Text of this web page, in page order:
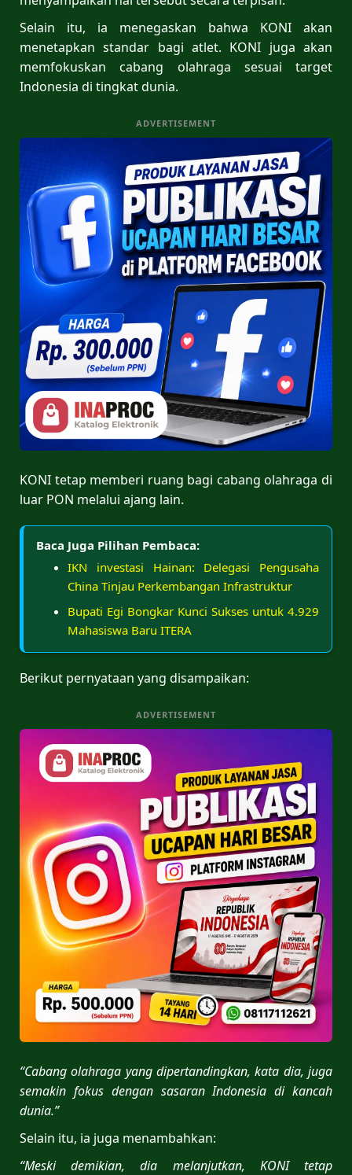
Selain itu, ia menegaskan bahwa KONI akan
menetapkan standar bagi atlet. KONI juga akan
memfokuskan cabang olahraga sesuai target
Indonesia di tingkat dunia.
ADVERTISEMENT
KONI tetap memberi ruang bagi cabang olahraga di
luar PON melalui ajang lain.
Baca Juga Pilihan Pembaca:
IKN investasi Hainan: Delegasi Pengusaha
China Tinjau Perkembangan Infrastruktur
Bupati Egi Bongkar Kunci Sukses untuk 4.929
Mahasiswa Baru ITERA
Berikut pernyataan yang disampaikan:
ADVERTISEMENT
“Cabang olahraga yang dipertandingkan, kata dia, juga
semakin fokus dengan sasaran Indonesia di kancah
dunia.”
Selain itu, ia juga menambahkan:
“Meski demikian, dia melanjutkan, KONI tetap